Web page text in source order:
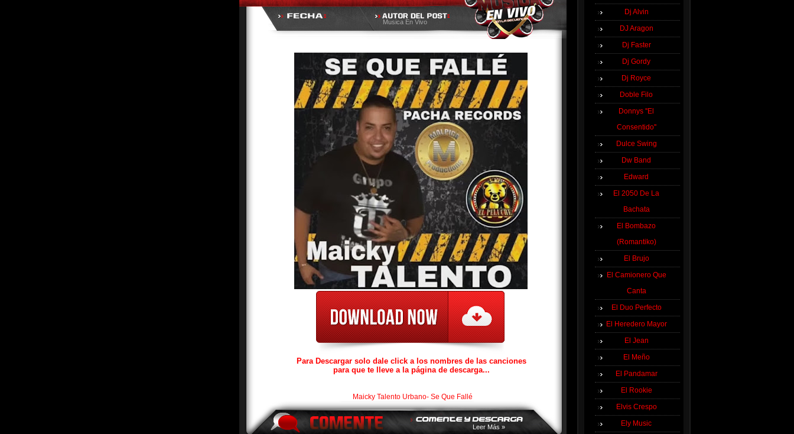
Musica En Vivo
Para Descargar solo dale click a los nombres de las canciones
para que te lleve a la página de descarga...
Maicky Talento Urbano- Se Que Fallé
Leer Más »
Dj Alvin
DJ Aragon
Dj Faster
Dj Gordy
Dj Royce
Doble Filo
Donnys ''El
Consentido''
Dulce Swing
Dw Band
Edward
El 2050 De La
Bachata
El Bombazo
(Romantiko)
El Brujo
El Camionero Que
Canta
El Duo Perfecto
El Heredero Mayor
El Jean
El Meño
El Pandamar
El Rookie
Elvis Crespo
Ely Music